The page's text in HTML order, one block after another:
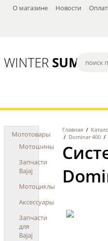
О магазине Новости
WINTER SUMMER
Мототовары
Мотошины
Запчасти
Bajaj
Мотоциклы
Аксессуары
Запчасти
для
Bajaj
Главная /
/ Dominar 400 /